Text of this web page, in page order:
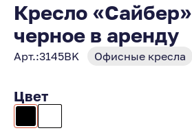
Кресло «Сайбер»
черное в аренду
Арт.:3145BK Офисные кресла
Цвет